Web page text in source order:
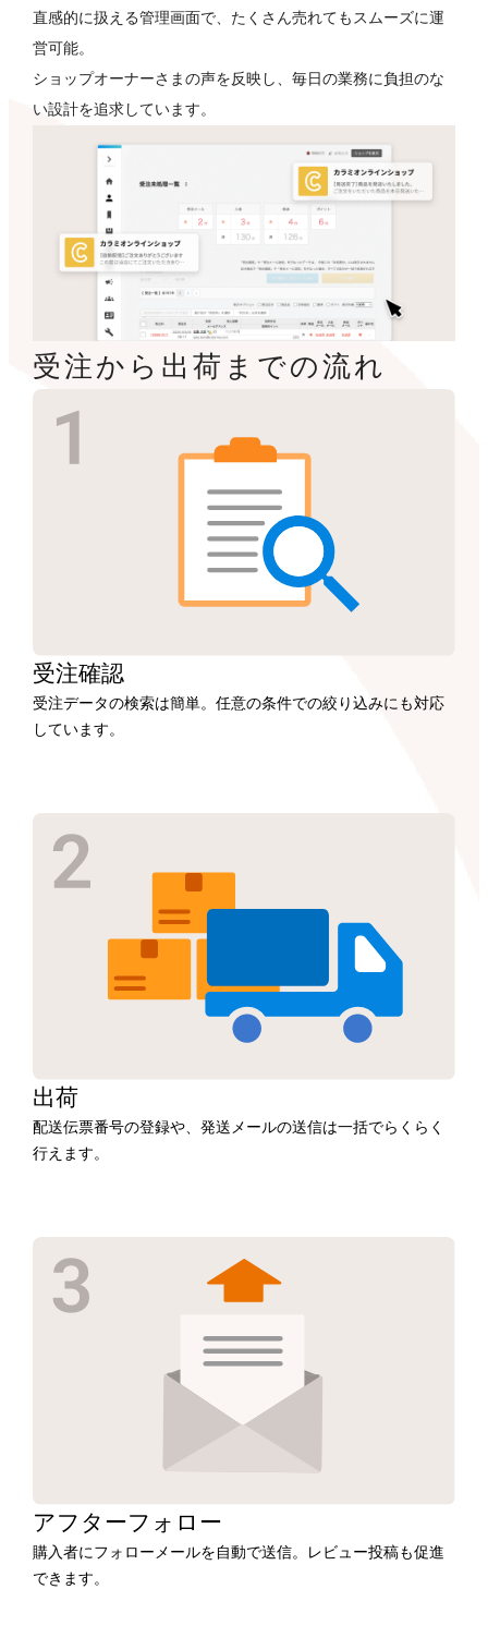
直感的に扱える管理画面で、たくさん売れてもスムーズに運
営可能。
ショップオーナーさまの声を反映し、毎日の業務に負担のな
い設計を追求しています。
受注から出荷までの流れ
受注確認
受注データの検索は簡単。任意の条件での絞り込みにも対応
しています。
出荷
配送伝票番号の登録や、発送メールの送信は一括でらくらく
行えます。
アフターフォロー
購入者にフォローメールを自動で送信。レビュー投稿も促進
できます。